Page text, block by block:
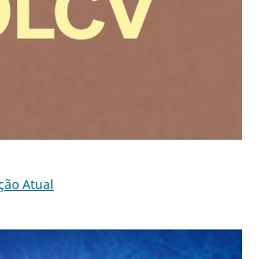
Atual